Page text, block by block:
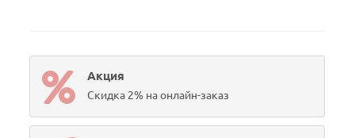
Акция
Скидка 2% на онлайн-заказ